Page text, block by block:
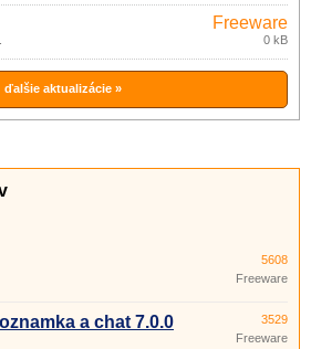
Freeware
0 kB
ďalšie aktualizácie »
5608
Freeware
a chat 7.0.0
3529
Freeware